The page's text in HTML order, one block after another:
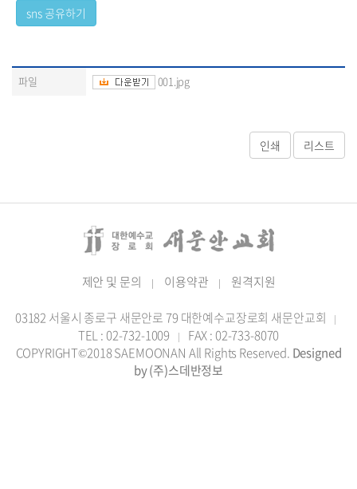
파일 001.jpg
제안 및 문의 | 이용약관 | 원격지원
03182 서울시 종로구 새문안로 79 대한예수교장로회 새문안교회 |
TEL : 02-732-1009 |
FAX : 02-733-8070
COPYRIGHT©2018 SAEMOONAN All Rights Reserved. Designed
by (주)스데반정보